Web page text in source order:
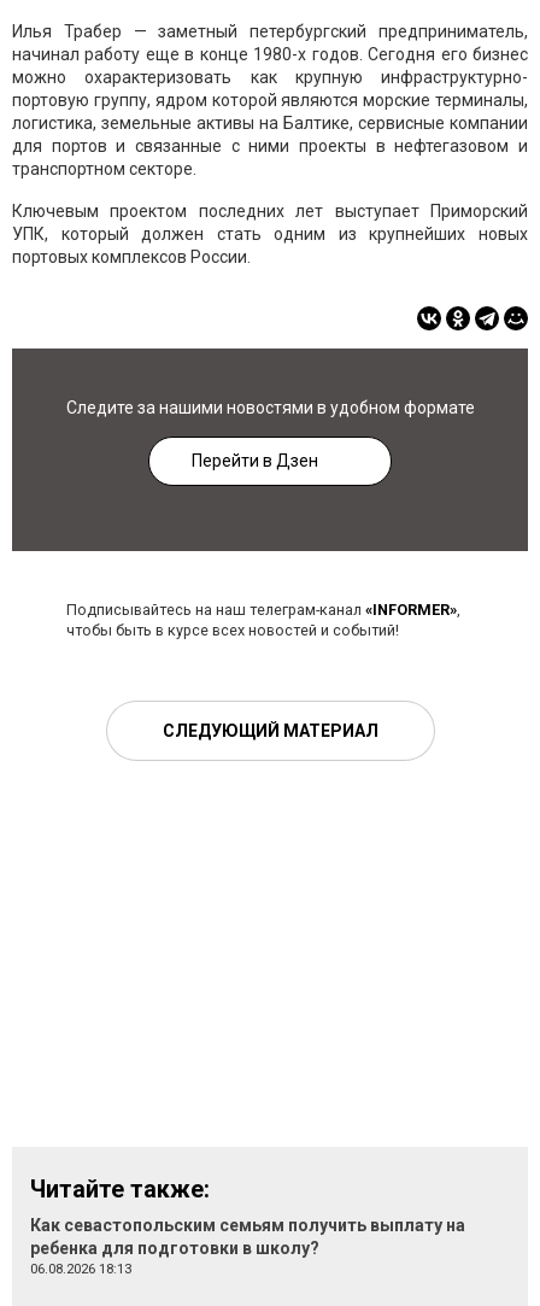
Илья Трабер — заметный петербургский предприниматель,
начинал работу еще в конце 1980-х годов. Сегодня его бизнес
можно охарактеризовать как крупную инфраструктурно-
портовую группу, ядром которой являются морские терминалы,
логистика, земельные активы на Балтике, сервисные компании
для портов и связанные с ними проекты в нефтегазовом и
транспортном секторе.
Ключевым проектом последних лет выступает Приморский
УПК, который должен стать одним из крупнейших новых
портовых комплексов России.
Следите за нашими новостями в удобном формате
Перейти в Дзен
Подписывайтесь на наш телеграм-канал «INFORMER»,
чтобы быть в курсе всех новостей и событий!
СЛЕДУЮЩИЙ МАТЕРИАЛ
Читайте также:
Как севастопольским семьям получить выплату на
ребенка для подготовки в школу?
06.08.2026 18:13